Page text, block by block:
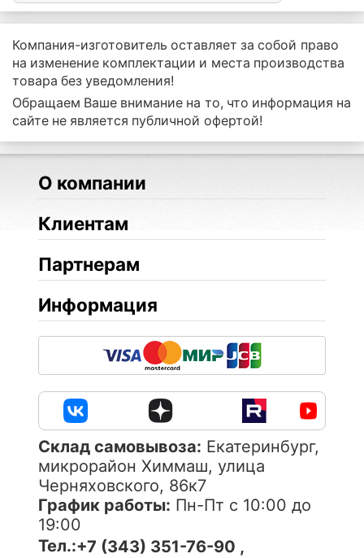
Компания-изготовитель оставляет за собой право
на изменение комплектации и места производства
товара без уведомления!
Обращаем Ваше внимание на то, что информация на
сайте не является публичной офертой!
О компании
Клиентам
Партнерам
Информация
Cклад самовывоза: Екатеринбург,
микрорайон Химмаш, улица
Черняховского, 86к7
График работы: Пн-Пт с 10:00 до
19:00
Тел.:+7 (343) 351-76-90 ,